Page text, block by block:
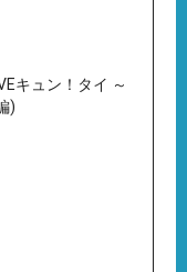
キュン！タイ ～
)